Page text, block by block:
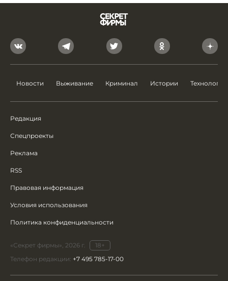
Новости Выживание Криминал Истории Технологии
Редакция
Спецпроекты
Реклама
RSS
Правовая информация
Условия использования
Политика конфиденциальности
«Секрет фирмы», 2026 г.
18+
Телефон редакции: +7 495 785-17-00